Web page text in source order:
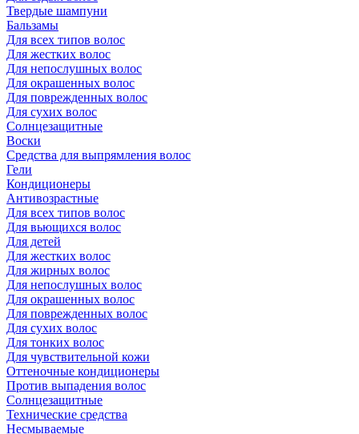
Твердые шампуни
Бальзамы
Для всех типов волос
Для жестких волос
Для непослушных волос
Для окрашенных волос
Для поврежденных волос
Для сухих волос
Солнцезащитные
Воски
Средства для выпрямления волос
Гели
Кондиционеры
Антивозрастные
Для всех типов волос
Для вьющихся волос
Для детей
Для жестких волос
Для жирных волос
Для непослушных волос
Для окрашенных волос
Для поврежденных волос
Для сухих волос
Для тонких волос
Для чувствительной кожи
Оттеночные кондиционеры
Против выпадения волос
Солнцезащитные
Технические средства
Несмываемые